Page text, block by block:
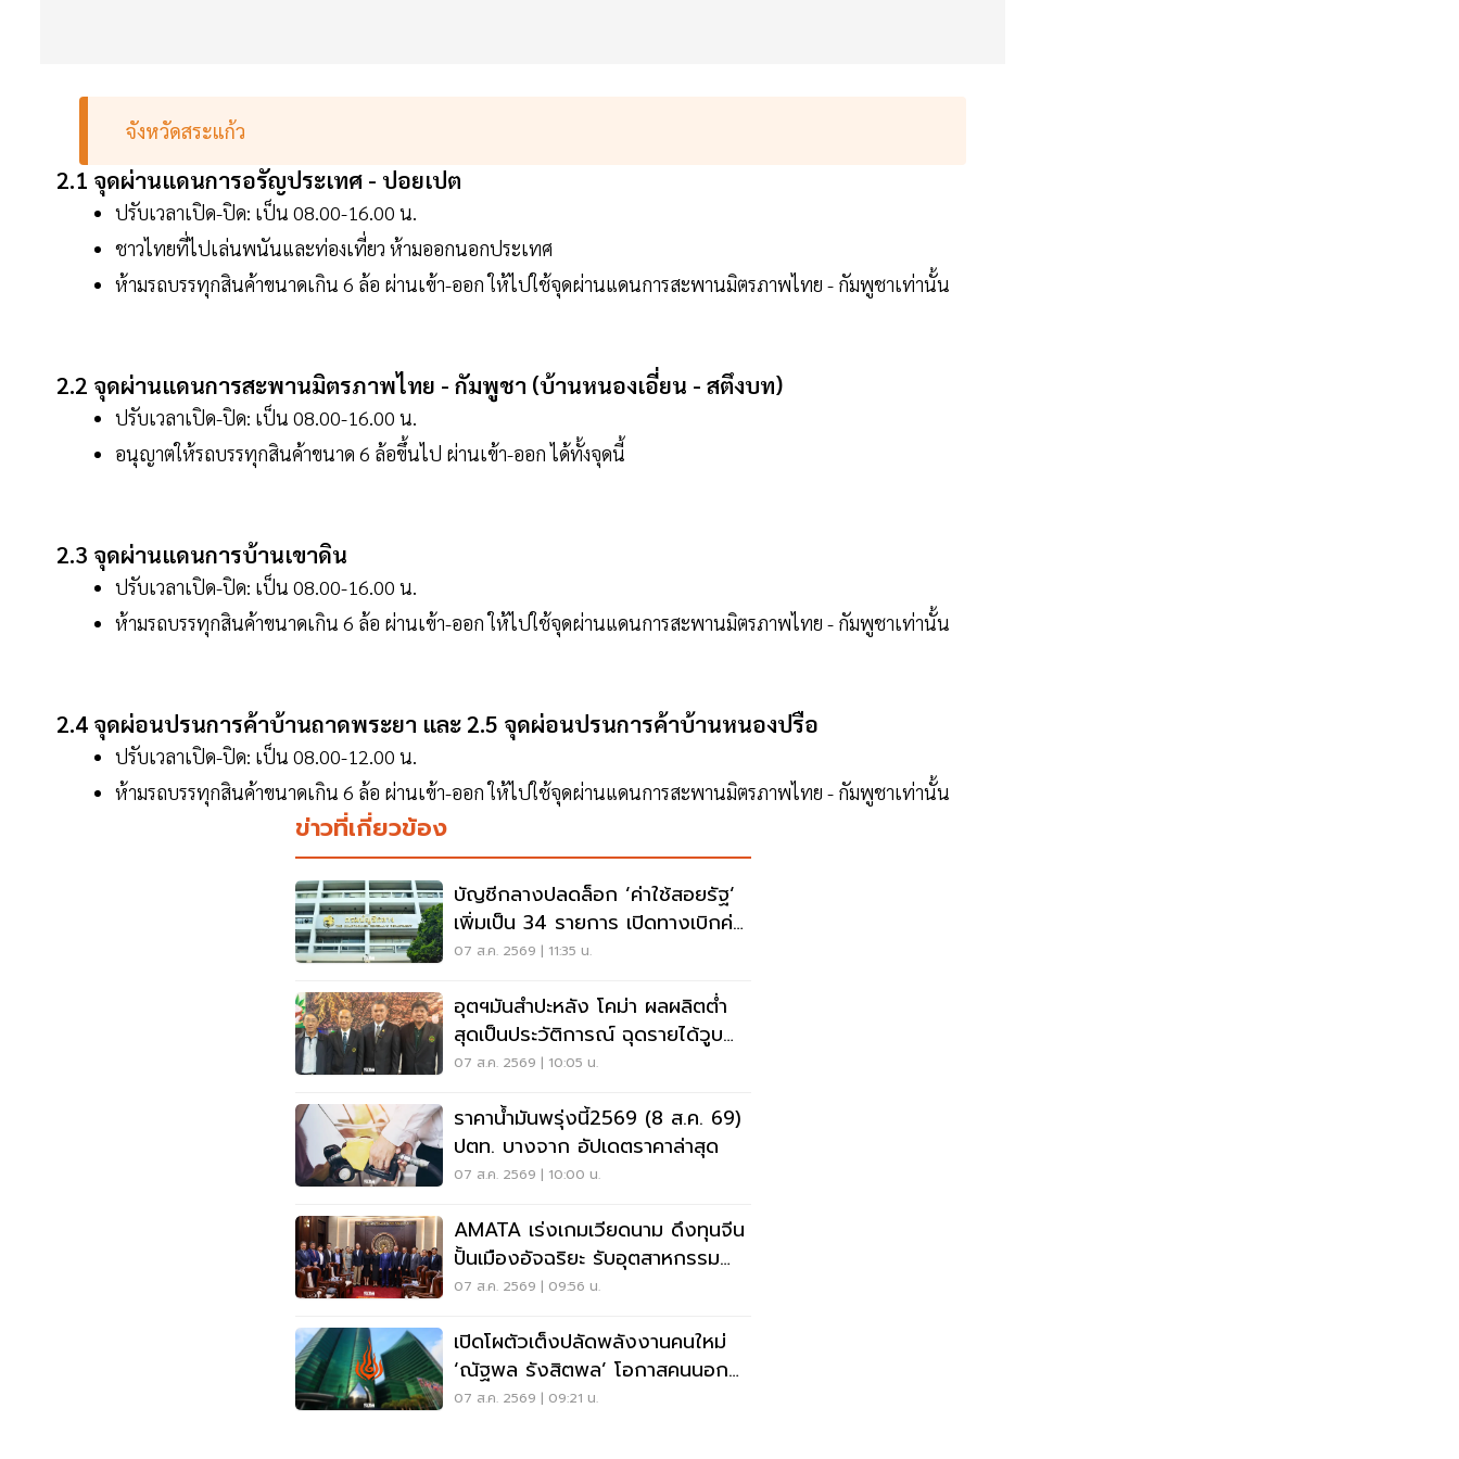
จังหวัดสระแก้ว
2.1 จุดผ่านแดนการอรัญประเทศ - ปอยเปต
ปรับเวลาเปิด-ปิด: เป็น 08.00-16.00 น.
ชาวไทยที่ไปเล่นพนันและท่องเที่ยว ห้ามออกนอกประเทศ
ห้ามรถบรรทุกสินค้าขนาดเกิน 6 ล้อ ผ่านเข้า-ออก ให้ไปใช้จุดผ่านแดนการสะพานมิตรภาพไทย - กัมพูชาเท่านั้น
2.2 จุดผ่านแดนการสะพานมิตรภาพไทย - กัมพูชา (บ้านหนองเอี่ยน - สตึงบท)
ปรับเวลาเปิด-ปิด: เป็น 08.00-16.00 น.
อนุญาตให้รถบรรทุกสินค้าขนาด 6 ล้อขึ้นไป ผ่านเข้า-ออก ได้ทั้งจุดนี้
2.3 จุดผ่านแดนการบ้านเขาดิน
ปรับเวลาเปิด-ปิด: เป็น 08.00-16.00 น.
ห้ามรถบรรทุกสินค้าขนาดเกิน 6 ล้อ ผ่านเข้า-ออก ให้ไปใช้จุดผ่านแดนการสะพานมิตรภาพไทย - กัมพูชาเท่านั้น
2.4 จุดผ่อนปรนการค้าบ้านถาดพระยา และ 2.5 จุดผ่อนปรนการค้าบ้านหนองปรือ
ปรับเวลาเปิด-ปิด: เป็น 08.00-12.00 น.
ห้ามรถบรรทุกสินค้าขนาดเกิน 6 ล้อ ผ่านเข้า-ออก ให้ไปใช้จุดผ่านแดนการสะพานมิตรภาพไทย - กัมพูชาเท่านั้น
ข่าวที่เกี่ยวข้อง
บัญชีกลางปลดล็อก ‘ค่าใช้สอยรัฐ‘
เพิ่มเป็น 34 รายการ เปิดทางเบิกค่า
ซอฟต์แวร์
07 ส.ค. 2569 | 11:35 น.
อุตฯมันสำปะหลัง โคม่า ผลผลิตต่ำ
สุดเป็นประวัติการณ์ ฉุดรายได้วูบ
กว่า 8.5 หมื่นล้าน
07 ส.ค. 2569 | 10:05 น.
ราคาน้ำมันพรุ่งนี้2569 (8 ส.ค. 69)
ปตท. บางจาก อัปเดตราคาล่าสุด
07 ส.ค. 2569 | 10:00 น.
AMATA เร่งเกมเวียดนาม ดึงทุนจีน
ปั้นเมืองอัจฉริยะ รับอุตสาหกรรม
ไฮเทค
07 ส.ค. 2569 | 09:56 น.
เปิดโผตัวเต็งปลัดพลังงานคนใหม่
‘ณัฐพล รังสิตพล’ โอกาสคนนอกมา
แรง 95%
07 ส.ค. 2569 | 09:21 น.